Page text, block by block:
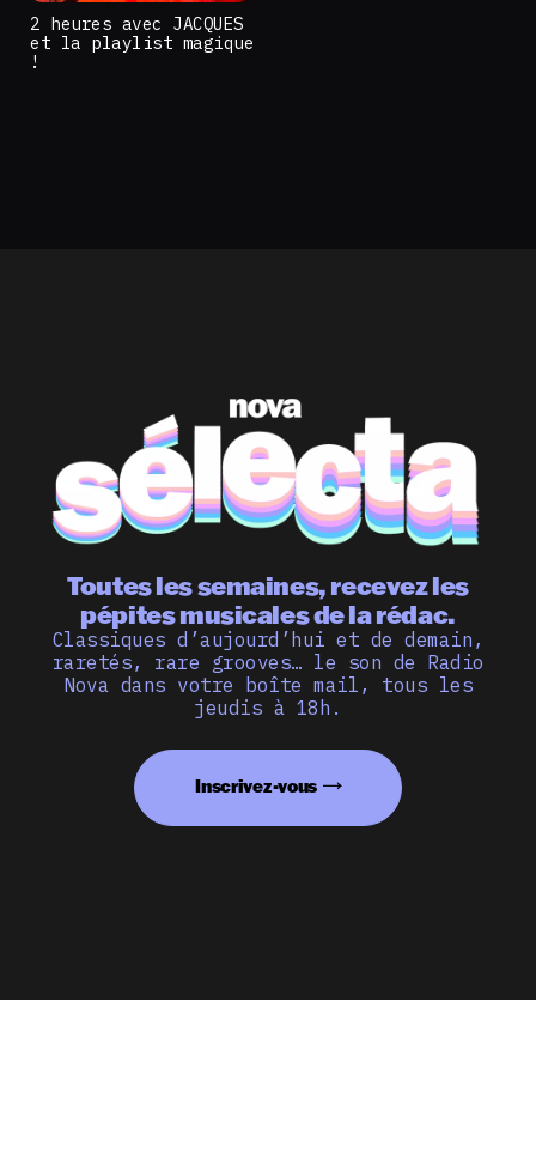
2 heures avec JACQUES
et la playlist magique
!
Toutes les semaines, recevez les
pépites musicales de la rédac.
Classiques d’aujourd’hui et de demain,
raretés, rare grooves… le son de Radio
Nova dans votre boîte mail, tous les
jeudis à 18h.
Inscrivez-vous